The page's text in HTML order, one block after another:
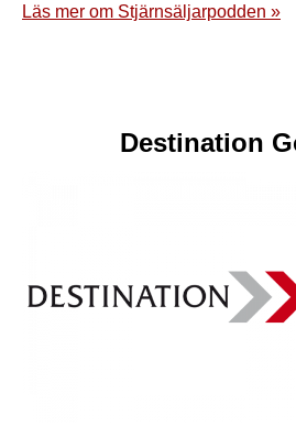
Läs mer om Stjärnsäljarpodden »
Destination